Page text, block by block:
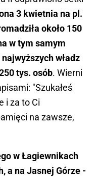
3 kwietnia na pl.
około 150
w tym samym
władz
tys. osób. Wierni
"Szukałeś
i za to Ci
na zawsze,
w Łagiewnikach
a na Jasnej Górze -